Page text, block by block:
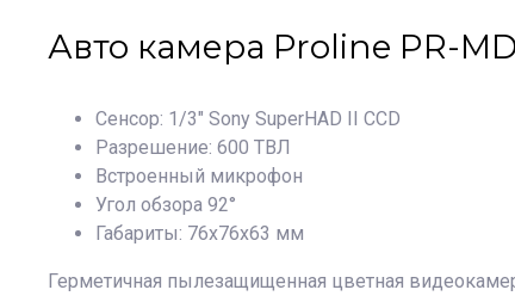
Авто камера Proline PR-
Сенсор: 1/3" Sony SuperHAD II CCD
Разрешение: 600 ТВЛ
Встроенный микрофон
Угол обзора 92°
Габариты: 76х76х63 мм
Герметичная пылезащищенная цветная